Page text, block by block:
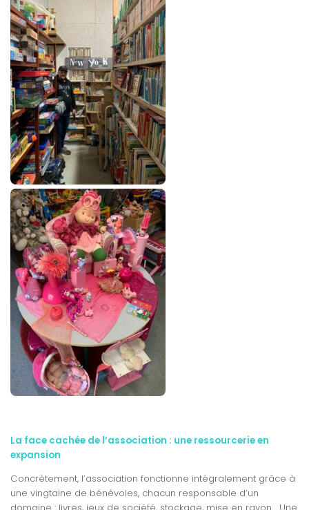
La face cachée de l’association : une ressourcerie en
expansion
Concrètement, l’association fonctionne intégralement grâce à
une vingtaine de bénévoles, chacun responsable d’un